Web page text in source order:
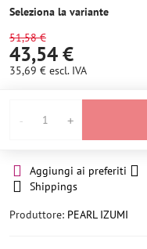
Seleziona la variante
51,58 €
43,54 €
35,69 € escl. IVA
Aggiungi ai preferiti
Shippings
Produttore: PEARL IZUMI